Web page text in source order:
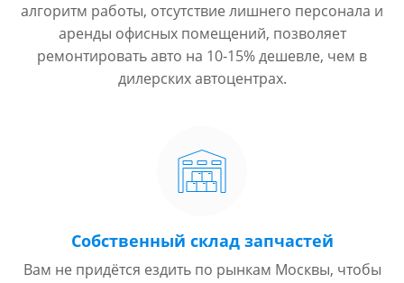
алгоритм работы, отсутствие лишнего персонала и
аренды офисных помещений, позволяет
ремонтировать авто на 10-15% дешевле, чем в
дилерских автоцентрах.
Собственный склад запчастей
Вам не придётся ездить по рынкам Москвы, чтобы